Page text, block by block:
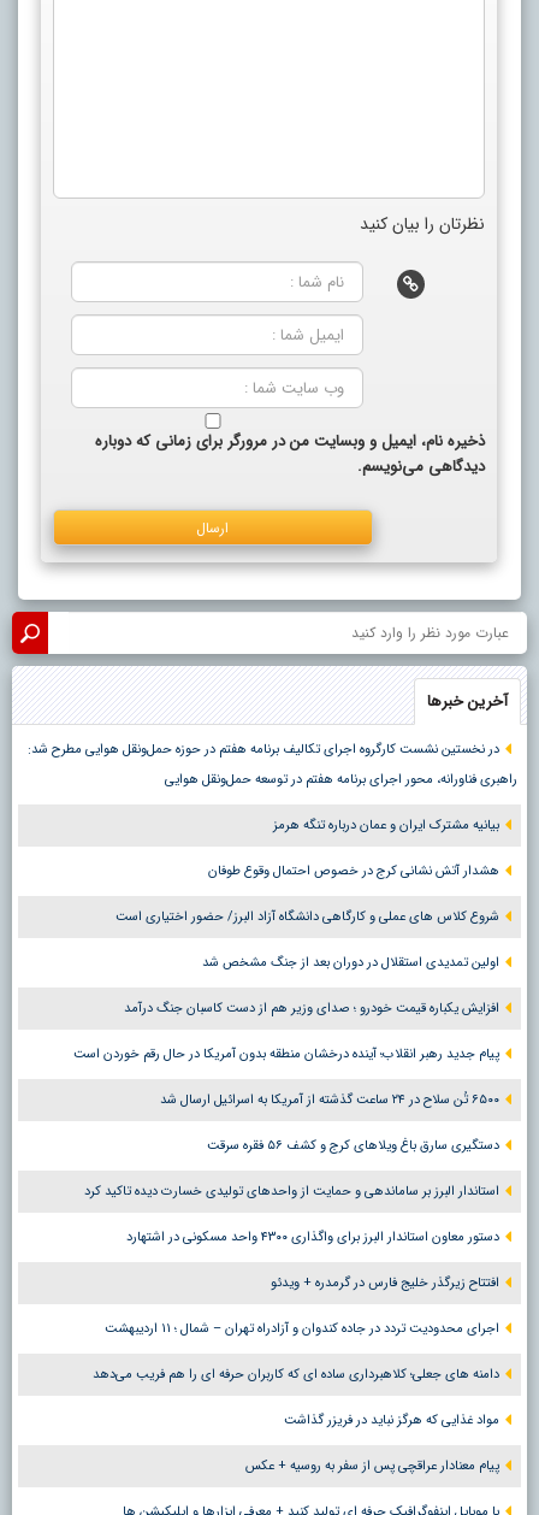
نظرتان را بیان کنید
ذخیره نام، ایمیل و وبسایت من در مرورگر برای زمانی که دوباره
دیدگاهی می‌نویسم.
آخرین خبرها
در نخستین نشست کارگروه اجرای تکالیف برنامه هفتم در حوزه حمل‌ونقل هوایی مطرح شد:
راهبری فناورانه، محور اجرای برنامه هفتم در توسعه حمل‌ونقل هوایی
بیانیه مشترک ایران و عمان درباره تنگه هرمز
هشدار آتش نشانی کرج در خصوص احتمال وقوع طوفان
شروع کلاس های عملی و کارگاهی دانشگاه آزاد البرز/ حضور اختیاری است
اولین تمدیدی استقلال در دوران بعد از جنگ مشخص شد
افزایش یکباره قیمت خودرو ؛ صدای وزیر هم از دست کاسبان جنگ درآمد
پیام جدید رهبر انقلاب؛ آینده درخشان منطقه بدون آمریکا در حال رقم خوردن است
۶۵۰۰ تُن سلاح در ۲۴ ساعت گذشته از آمریکا به اسرائیل ارسال شد
دستگیری سارق باغ ویلاهای کرج و کشف ۵۶ فقره سرقت
استاندار البرز بر ساماندهی و حمایت از واحدهای تولیدی خسارت دیده تاکید کرد
دستور معاون استاندار البرز برای واگذاری ۴۳۰۰ واحد مسکونی در اشتهارد
افتتاح زیرگذر خلیج فارس در گرمدره + ویدئو
اجرای محدودیت تردد در جاده کندوان و آزادراه تهران – شمال ؛ ١١ اردیبهشت
دامنه های جعلی؛ کلاهبرداری ساده ای که کاربران حرفه ای را هم فریب می‌دهد
مواد غذایی که هرگز نباید در فریزر گذاشت
پیام معنادار عراقچی پس از سفر به روسیه + عکس